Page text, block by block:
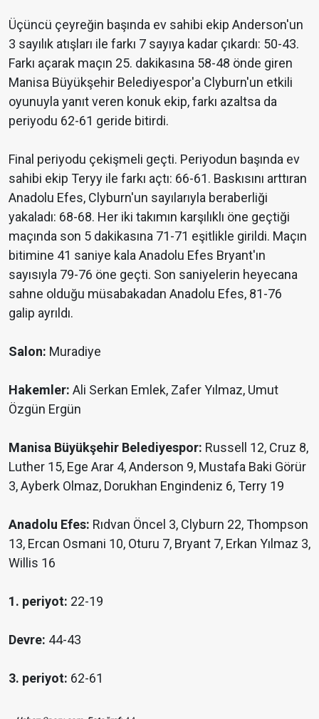
Üçüncü çeyreğin başında ev sahibi ekip Anderson'un
3 sayılık atışları ile farkı 7 sayıya kadar çıkardı: 50-43.
Farkı açarak maçın 25. dakikasına 58-48 önde giren
Manisa Büyükşehir Belediyespor'a Clyburn'un etkili
oyunuyla yanıt veren konuk ekip, farkı azaltsa da
periyodu 62-61 geride bitirdi.
Final periyodu çekişmeli geçti. Periyodun başında ev
sahibi ekip Teryy ile farkı açtı: 66-61. Baskısını arttıran
Anadolu Efes, Clyburn'un sayılarıyla beraberliği
yakaladı: 68-68. Her iki takımın karşılıklı öne geçtiği
maçında son 5 dakikasına 71-71 eşitlikle girildi. Maçın
bitimine 41 saniye kala Anadolu Efes Bryant'ın
sayısıyla 79-76 öne geçti. Son saniyelerin heyecana
sahne olduğu müsabakadan Anadolu Efes, 81-76
galip ayrıldı.
Salon: Muradiye
Hakemler: Ali Serkan Emlek, Zafer Yılmaz, Umut
Özgün Ergün
Manisa Büyükşehir Belediyespor: Russell 12, Cruz 8,
Luther 15, Ege Arar 4, Anderson 9, Mustafa Baki Görür
3, Ayberk Olmaz, Dorukhan Engindeniz 6, Terry 19
Anadolu Efes: Rıdvan Öncel 3, Clyburn 22, Thompson
13, Ercan Osmani 10, Oturu 7, Bryant 7, Erkan Yılmaz 3,
Willis 16
1. periyot: 22-19
Devre: 44-43
3. periyot: 62-61